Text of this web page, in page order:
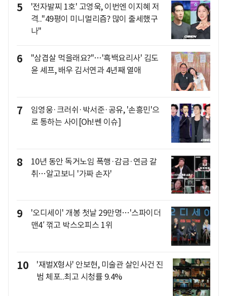
5
'전자발찌 1호' 고영욱, 이번엔 이지혜 저
격.."49평이 미니멀리즘? 많이 출세했구
나"
6
"삼겹살 먹을래요?"…'흑백요리사' 김도
윤 셰프, 배우 김서연과 4년째 열애
7
임영웅·크러쉬·박서준·공유, '손흥민'으
로 통하는 사이[Oh!쎈 이슈]
8
10년 동안 독거노임 폭행·감금·연금 갈
취…알고보니 '가짜 손자'
9
'오디세이' 개봉 첫날 29만명…'스파이더
맨4′ 꺾고 박스오피스 1위
10
'재벌X형사' 안보현, 미술관 살인사건 진
범 체포..최고 시청률 9.4%